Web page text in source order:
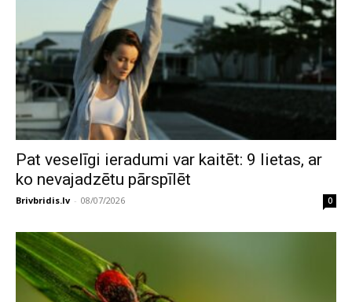
Pat veselīgi ieradumi var kaitēt: 9 lietas, ar
ko nevajadzētu pārspīlēt
Brivbridis.lv - 08/07/2026 0